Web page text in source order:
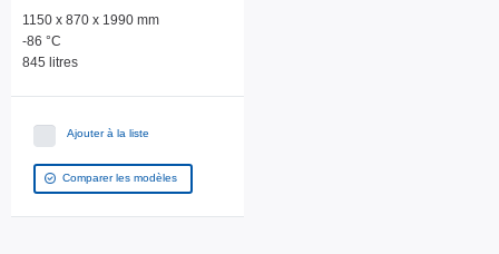
1150 x 870 x 1990 mm
-86 °C
845 litres
Ajouter à la liste
Comparer les modèles